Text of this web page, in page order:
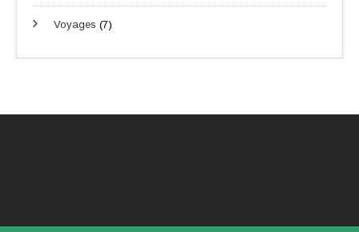
Voyages (7)